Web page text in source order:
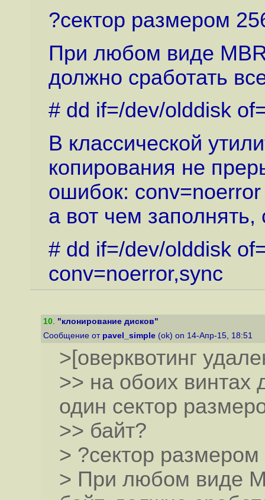
?сектор размером
При любом виде
должно сработать
# dd if=/dev/olddisk
В классической
копирования не
ошибок: conv=noerror
а вот чем
# dd if=/dev/olddisk
conv=noerror,sync
10. "клонирование дисков"
Сообщение от pavel_simple (ok) on 14-Апр-15, 18:51
>[оверквотинг
>> на обоих винтах
один сектор
>> байт?
> ?сектор размером
> При любом виде